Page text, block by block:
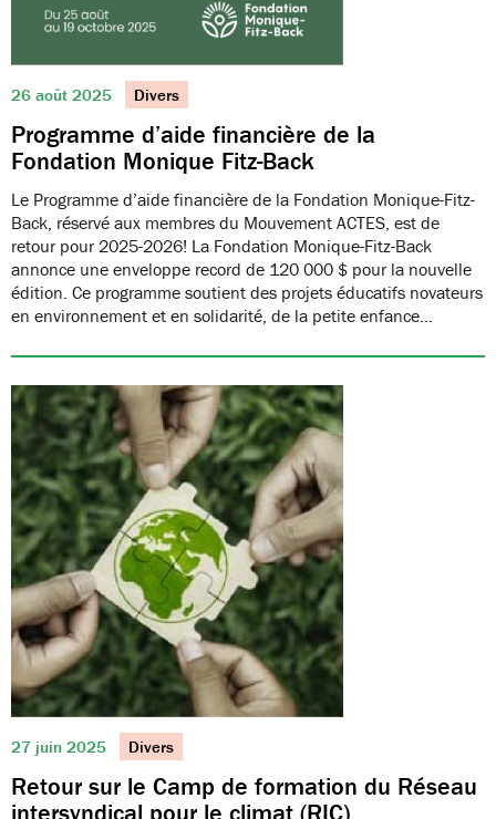
26 août 2025 Divers
Programme d’aide financière de la
Fondation Monique Fitz-Back
Le Programme d’aide financière de la Fondation Monique-Fitz-
Back, réservé aux membres du Mouvement ACTES, est de
retour pour 2025-2026! La Fondation Monique-Fitz-Back
annonce une enveloppe record de 120 000 $ pour la nouvelle
édition. Ce programme soutient des projets éducatifs novateurs
en environnement et en solidarité, de la petite enfance…
27 juin 2025 Divers
Retour sur le Camp de formation du Réseau
intersyndical pour le climat (RIC)